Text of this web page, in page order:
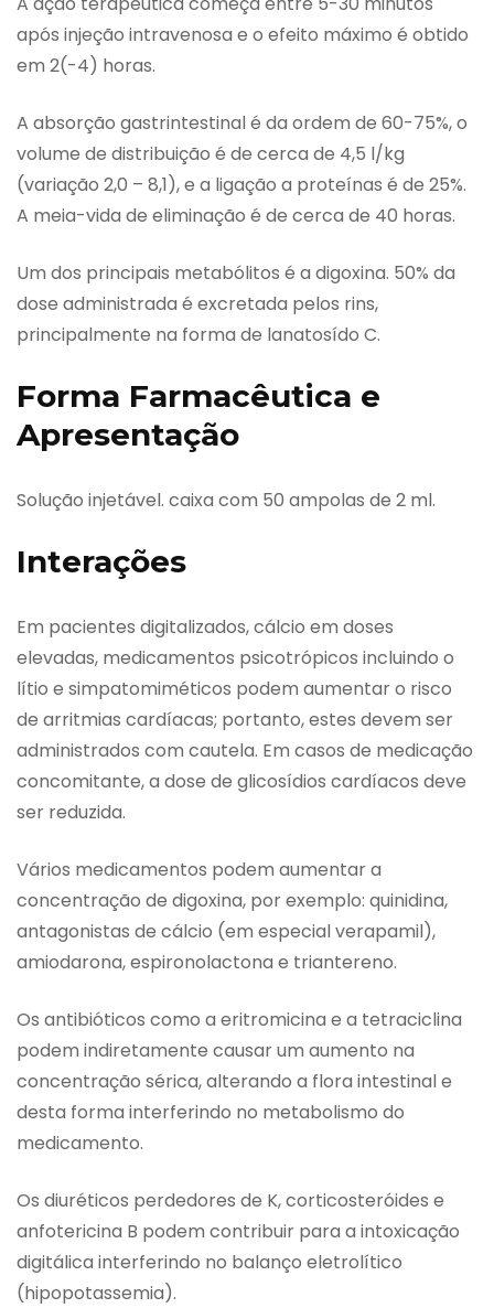
após injeção intravenosa e o efeito máximo é obtido
em 2(-4) horas.
A absorção gastrintestinal é da ordem de 60-75%, o
volume de distribuição é de cerca de 4,5 l/kg
(variação 2,0 – 8,1), e a ligação a proteínas é de 25%.
A meia-vida de eliminação é de cerca de 40 horas.
Um dos principais metabólitos é a digoxina. 50% da
dose administrada é excretada pelos rins,
principalmente na forma de lanatosído C.
Forma Farmacêutica e
Apresentação
Solução injetável. caixa com 50 ampolas de 2 ml.
Interações
Em pacientes digitalizados, cálcio em doses
elevadas, medicamentos psicotrópicos incluindo o
lítio e simpatomiméticos podem aumentar o risco
de arritmias cardíacas; portanto, estes devem ser
administrados com cautela. Em casos de medicação
concomitante, a dose de glicosídios cardíacos deve
ser reduzida.
Vários medicamentos podem aumentar a
concentração de digoxina, por exemplo: quinidina,
antagonistas de cálcio (em especial verapamil),
amiodarona, espironolactona e triantereno.
Os antibióticos como a eritromicina e a tetraciclina
podem indiretamente causar um aumento na
concentração sérica, alterando a flora intestinal e
desta forma interferindo no metabolismo do
medicamento.
Os diuréticos perdedores de K, corticosteróides e
anfotericina B podem contribuir para a intoxicação
digitálica interferindo no balanço eletrolítico
(hipopotassemia).